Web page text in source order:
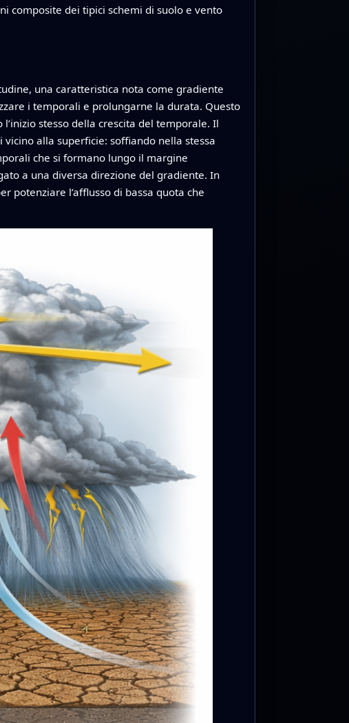
composite dei tipici schemi di suolo e vento
una caratteristica nota come gradiente
i temporali e prolungarne la durata. Questo
stesso della crescita del temporale. Il
alla superficie: soffiando nella stessa
che si formano lungo il margine
a una diversa direzione del gradiente. In
potenziare l’afflusso di bassa quota che